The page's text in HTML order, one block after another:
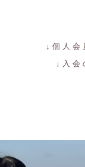
↓ 個人会
↓ 入会